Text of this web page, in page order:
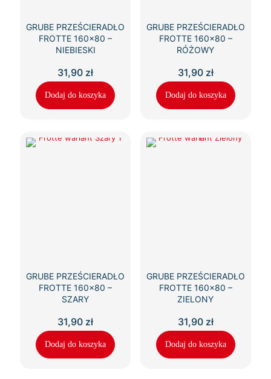
GRUBE PRZEŚCIERADŁO
FROTTE 160×80 –
NIEBIESKI
31,90 zł
Dodaj do koszyka
GRUBE PRZEŚCIERADŁO
FROTTE 160×80 –
RÓŻOWY
31,90 zł
Dodaj do koszyka
GRUBE PRZEŚCIERADŁO
FROTTE 160×80 –
SZARY
31,90 zł
Dodaj do koszyka
GRUBE PRZEŚCIERADŁO
FROTTE 160×80 –
ZIELONY
31,90 zł
Dodaj do koszyka